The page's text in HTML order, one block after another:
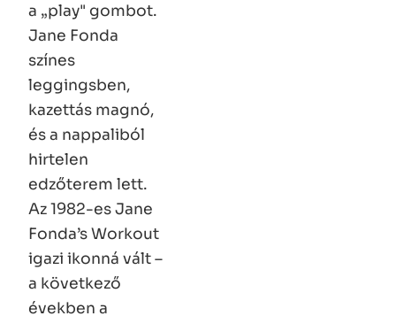
a „play" gombot.
Jane Fonda
színes
leggingsben,
kazettás magnó,
és a nappaliból
hirtelen
edzőterem lett.
Az 1982-esJane
Fonda’s Workout
igazi ikonná vált –
a következő
években a